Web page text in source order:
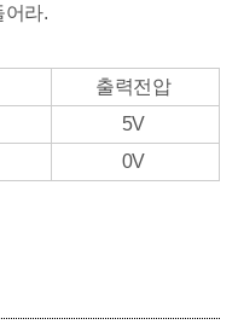
어라.
출력전압
5V
0V